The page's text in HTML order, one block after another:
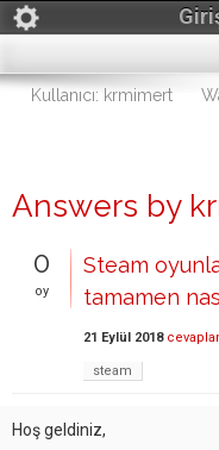
Kullanıcı: krmimert
Answers by
0
oy
Steam
tamamen
21 Eylül 2018
steam
Hoş geldiniz,